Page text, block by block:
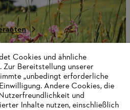
Cookies und ähnliche
Zur Bereitstellung unserer
„unbedingt erforderliche
Andere Cookies, die
und
Inhalte nutzen, einschließlich